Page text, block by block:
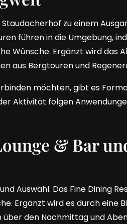
zu einem
führen in die Umgebung,
Wünsche. Ergänzt wird das
aus Bergtouren und
möchten, gibt es
Aktivität folgen
& Bar
Auswahl. Das Fine Dining
Ergänzt wird es durch eine
den Nachmittag und